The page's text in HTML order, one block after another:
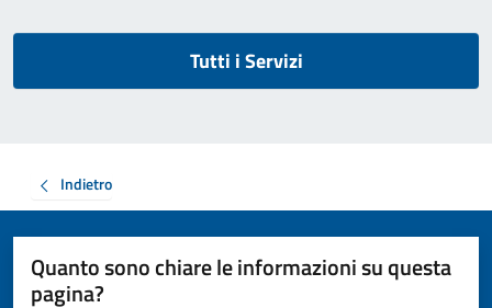
Tutti i Servizi
Indietro
Quanto sono chiare le informazioni su questa
pagina?